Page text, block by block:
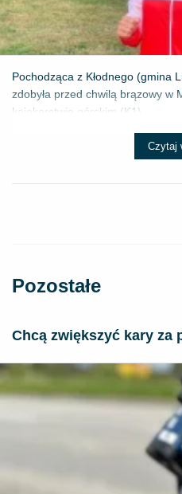
Pochodząca z Kłodnego (gmina
zdobyła przed chwilą brązowy w
kajakarstwie górskim (K1) ...
Czytaj
Pozostałe
​Chcą zwiększyć kary za